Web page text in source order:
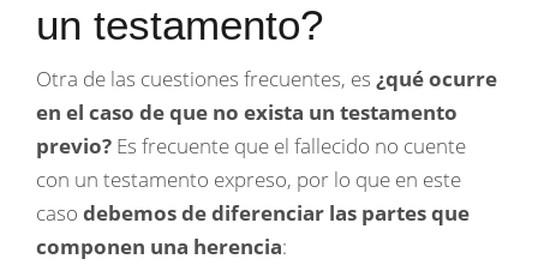
un testamento?
Otra de las cuestiones frecuentes, es ¿qué ocurre
en el caso de que no exista un testamento
previo? Es frecuente que el fallecido no cuente
con un testamento expreso, por lo que en este
caso debemos de diferenciar las partes que
componen una herencia: